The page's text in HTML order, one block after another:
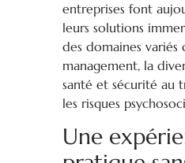
entreprises font
leurs solutions
des domaines variés
management, la
santé et sécurité au
les risques
Une